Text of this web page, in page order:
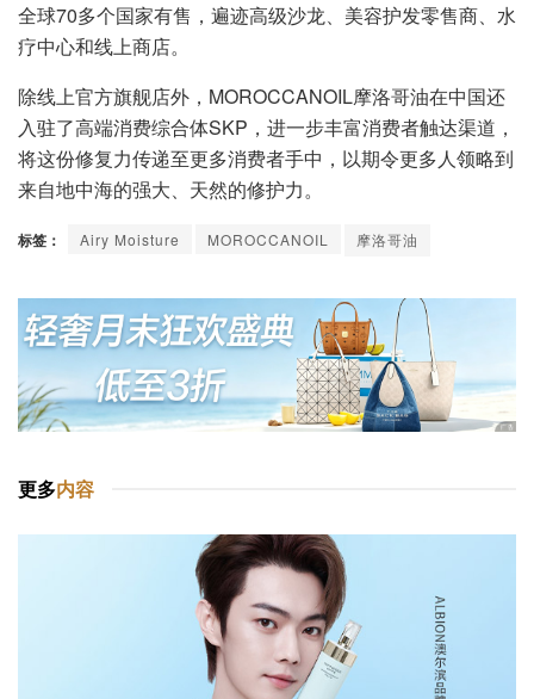
全球70多个国家有售，遍迹高级沙龙、美容护发零售商、水
疗中心和线上商店。
除线上官方旗舰店外，MOROCCANOIL摩洛哥油在中国还
入驻了高端消费综合体SKP，进一步丰富消费者触达渠道，
将这份修复力传递至更多消费者手中，以期令更多人领略到
来自地中海的强大、天然的修护力。
标签： Airy Moisture MOROCCANOIL 摩洛哥油
更多内容